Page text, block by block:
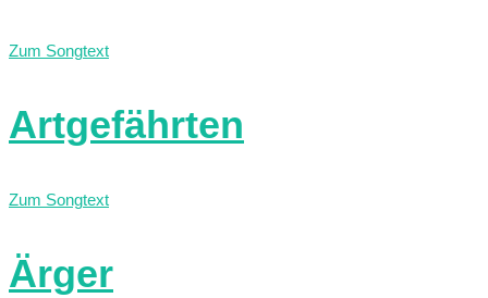
Zum Songtext
Artgefährten
Zum Songtext
Ärger